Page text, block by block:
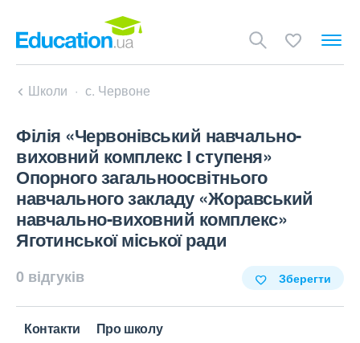
Школи с. Червоне
Філія «Червонівський навчально-
виховний комплекс І ступеня»
Опорного загальноосвітнього
навчального закладу «Жоравський
навчально-виховний комплекс»
Яготинської міської ради
0 відгуків Зберегти
Контакти Про школу